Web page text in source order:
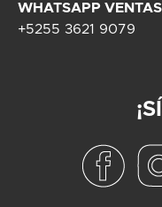
WHATSAPP
+5255 3621 9079